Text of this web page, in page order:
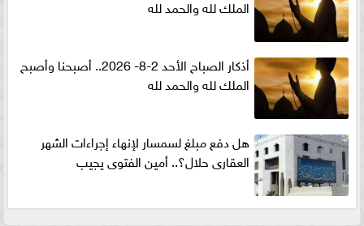
الملك لله والحمد لله
أذكار الصباح الأحد 2-8- 2026.. أصبحنا وأصبح
الملك لله والحمد لله
هل دفع مبلغ لسمسار لإنهاء إجراءات الشهر
العقارى حلال؟.. أمين الفتوى يجيب